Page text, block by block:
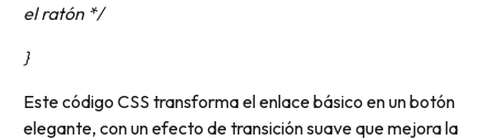
el ratón */
}
Este código CSS transforma el enlace básico en un botón
elegante, con un efecto de transición suave que mejora la